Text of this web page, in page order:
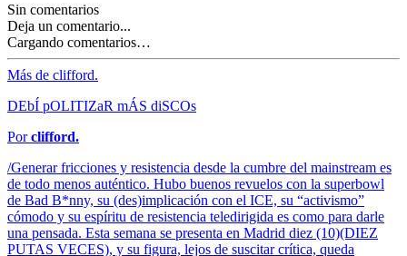
Sin comentarios
Deja un comentario...
Cargando comentarios…
Más de clifford.
DEbÍ pOLITIZaR mÁS diSCOs
Porclifford.
/Generar fricciones y resistencia desde la cumbre del mainstream es
de todo menos auténtico. Hubo buenos revuelos con la superbowl
de Bad B*nny, su (des)implicación con el ICE, su “activismo”
cómodo y su espíritu de resistencia teledirigida es como para darle
una pensada. Esta semana se presenta en Madrid diez (10)(DIEZ
PUTAS VECES), y su figura, lejos de suscitar crítica, queda